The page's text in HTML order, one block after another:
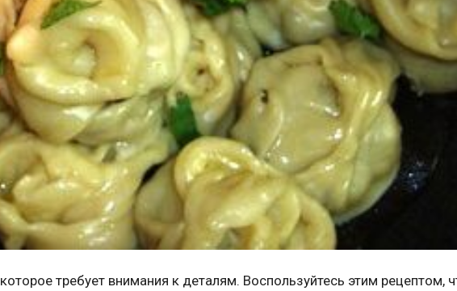
требует внимания к деталям. Воспользуйтесь этим рецептом,